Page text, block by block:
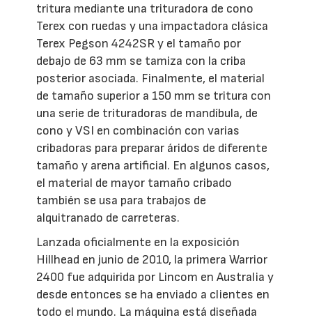
tritura mediante una trituradora de cono
Terex con ruedas y una impactadora clásica
Terex Pegson 4242SR y el tamaño por
debajo de 63 mm se tamiza con la criba
posterior asociada. Finalmente, el material
de tamaño superior a 150 mm se tritura con
una serie de trituradoras de mandíbula, de
cono y VSI en combinación con varias
cribadoras para preparar áridos de diferente
tamaño y arena artificial. En algunos casos,
el material de mayor tamaño cribado
también se usa para trabajos de
alquitranado de carreteras.
Lanzada oficialmente en la exposición
Hillhead en junio de 2010, la primera Warrior
2400 fue adquirida por Lincom en Australia y
desde entonces se ha enviado a clientes en
todo el mundo. La máquina está diseñada